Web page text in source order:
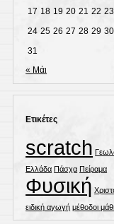
17 18 19 20 21 22 23
24 25 26 27 28 29 30
31
« Μάι
Ετικέτες
scratch
Ελλάδα Πάσχα Πείραμα
Φυσική
ειδική αγωγή μέθοδοι